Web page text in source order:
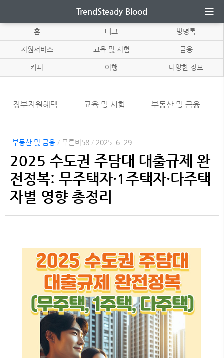
TrendSteady Blood
홈 태그 방명록
지원서비스 교육 및 시험 금융
커피 여행 다양한 정보
정부지원혜택 교육 및 시험 부동산 및 금융
부동산 및 금융 / 푸른비58 / 2025. 6. 29.
2025 수도권 주담대 대출규제 완
전정복: 무주택자·1주택자·다주택
자별 영향 총정리